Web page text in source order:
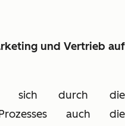
und Vertrieb auf
sich durch die
auch die